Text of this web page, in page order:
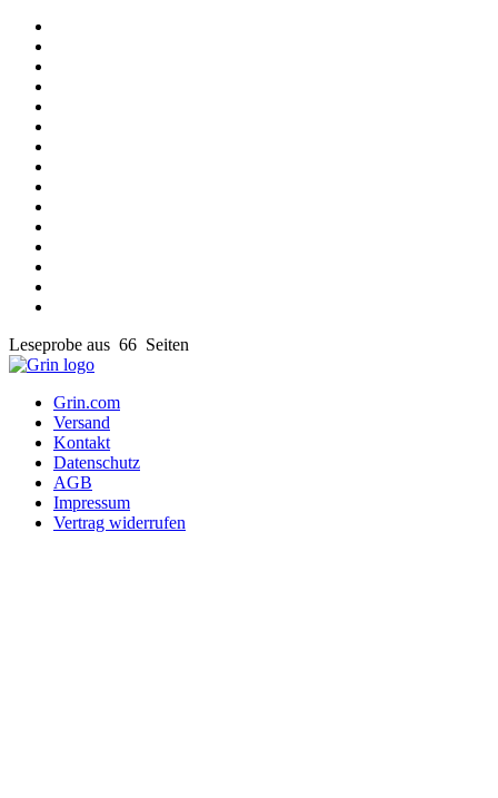
Leseprobe aus 66 Seiten
Grin.com
Versand
Kontakt
Datenschutz
AGB
Impressum
Vertrag widerrufen